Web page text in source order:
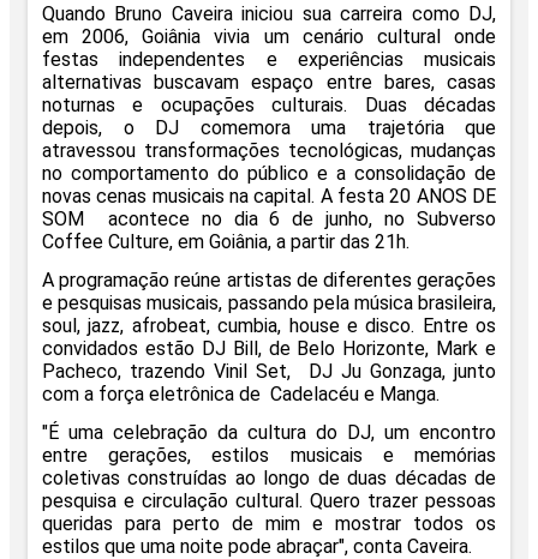
Quando Bruno Caveira iniciou sua carreira como DJ,
em 2006, Goiânia vivia um cenário cultural onde
festas independentes e experiências musicais
alternativas buscavam espaço entre bares, casas
noturnas e ocupações culturais. Duas décadas
depois, o DJ comemora uma trajetória que
atravessou transformações tecnológicas, mudanças
no comportamento do público e a consolidação de
novas cenas musicais na capital. A festa20 ANOS DE
SOM acontece no dia 6 de junho, no Subverso
Coffee Culture, em Goiânia, a partir das 21h.
A programação reúne artistas de diferentes gerações
e pesquisas musicais, passando pela música brasileira,
soul, jazz, afrobeat, cumbia, house e disco. Entre os
convidados estão DJ Bill, de Belo Horizonte, Mark e
Pacheco, trazendo Vinil Set, DJ Ju Gonzaga, junto
com a força eletrônica de Cadelacéu e Manga.
"É uma celebração da cultura do DJ, um encontro
entre gerações, estilos musicais e memórias
coletivas construídas ao longo de duas décadas de
pesquisa e circulação cultural. Quero trazer pessoas
queridas para perto de mim e mostrar todos os
estilos que uma noite pode abraçar", conta Caveira.